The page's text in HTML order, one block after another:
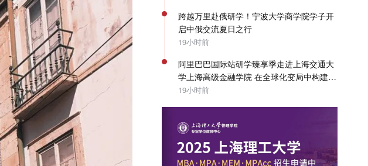
跨越万里赴俄研学！宁波大学商学院学子开
启中俄交流夏日之行
19小时前
阿里巴巴国际站研学臻享季走进上海交通大
学上海高级金融学院 在全球化变局中构建企
业出海系统能力 | SAIF动态
19小时前